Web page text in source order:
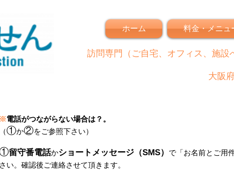
ホーム 料金・メニュ
訪問専門（ご自宅、オフィス、施設
大阪
※電話がつながらない場合は？。
（①か②をご参照下さい）
留守番電話かショートメッセージ（SMS） で 「お名前とご用
さい。 確認後ご連絡させて頂きます。